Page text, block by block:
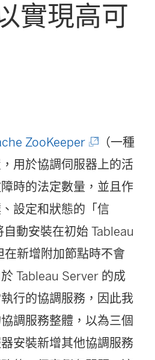
實現高可
ZooKeeper(
連
結
在
新
視
窗
開
啟
)
（一種
用於協調伺服器上的活
時的法定數量，並且作
設定和狀態的「信
動安裝在初始 Tableau
在新增附加節點時不會
Tableau Server 的成
行的協調服務，因此我
調服務整體，以為三個
安裝新增其他協調服務